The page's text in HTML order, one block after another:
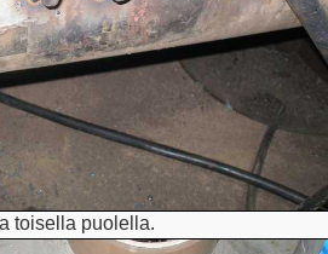
toisella puolella.